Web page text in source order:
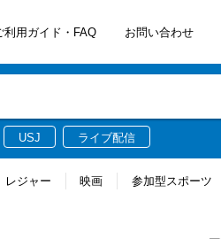
利用ガイド・FAQ お問い合わせ
USJ ライブ配信
レジャー 映画 参加型スポーツ